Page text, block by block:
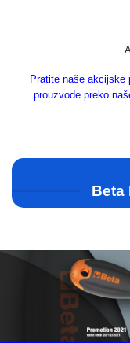
Pratite naše akcijske
prouzvode preko
Beta